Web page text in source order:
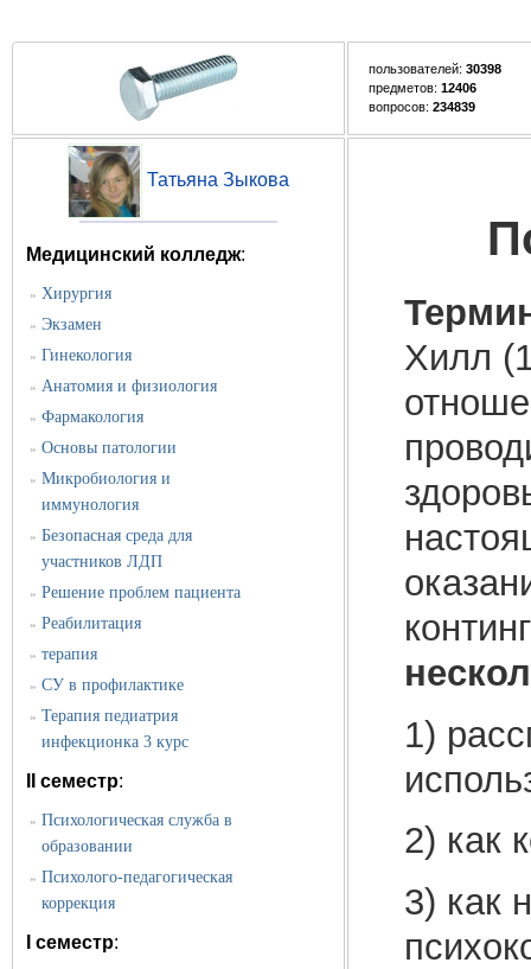
пользователей: 30398
предметов: 12406
вопросов: 234839
Татьяна Зыкова
Медицинский колледж:
» Хирургия
» Экзамен
» Гинекология
» Анатомия и физиология
» Фармакология
» Основы патологии
» Микробиология и
иммунология
» Безопасная среда для
участников ЛДП
» Решение проблем пациента
» Реабилитация
» терапия
» СУ в профилактике
» Терапия педиатрия
инфекционка 3 курс
II семестр:
» Психологическая служба в
образовании
» Психолого-педагогическая
коррекция
I семестр:
Хилл
1)
2) как
3) как